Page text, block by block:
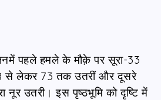
पहले हमले के मौक़े पर सूरा-33
से लेकर 73 तक उतरीं और दूसरे
उतरी। इस पृष्ठभूमि को दृष्टि में